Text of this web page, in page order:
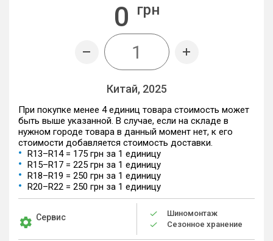
0 грн
Китай, 2025
При покупке менее 4 единиц товара стоимость может
быть выше указанной. В случае, если на складе в
нужном городе товара в данный момент нет, к его
стоимости добавляется стоимость доставки.
R13–R14 = 175 грн за 1 единицу
R15–R17 = 225 грн за 1 единицу
R18–R19 = 250 грн за 1 единицу
R20–R22 = 250 грн за 1 единицу
Сервис
Шиномонтаж
Сезонное хранение